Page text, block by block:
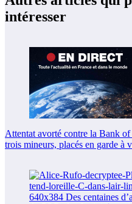
intéresser
Attentat avorté contre la Bank
trois mineurs, placés en garde à